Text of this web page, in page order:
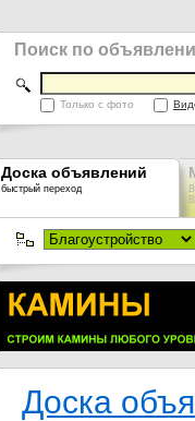
Поиск по
Только с фото
Доска объявлений
быстрый переход
Доска